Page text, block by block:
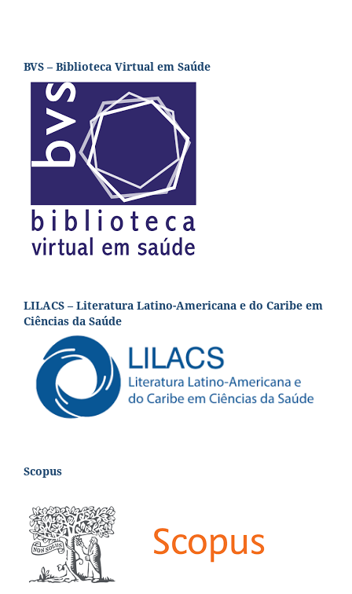
BVS – Biblioteca Virtual em Saúde
LILACS – Literatura Latino-Americana e do Caribe em
Ciências da Saúde
Scopus